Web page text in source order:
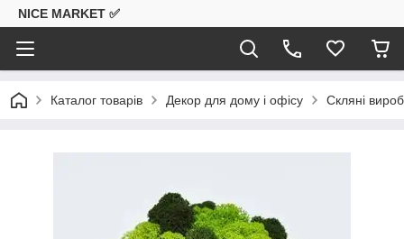
NICE MARKET ✅
Каталог товарів Декор для дому і офісу Скляні